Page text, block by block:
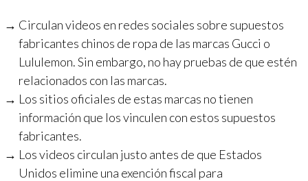
Circulan videos en redes sociales sobre supuestos
fabricantes chinos de ropa de las marcas Gucci o
Lululemon. Sin embargo, no hay pruebas de que estén
relacionados con las marcas.
Los sitios oficiales de estas marcas no tienen
información que los vinculen con estos supuestos
fabricantes.
Los videos circulan justo antes de que Estados
Unidos elimine una exención fiscal para